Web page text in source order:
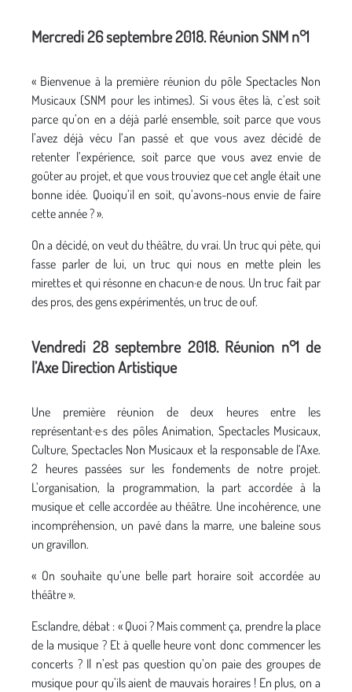
Mercredi 26 septembre 2018. Réunion SNM n°1
« Bienvenue à la première réunion du pôle Spectacles Non
Musicaux (SNM pour les intimes). Si vous êtes là, c’est soit
parce qu’on en a déjà parlé ensemble, soit parce que vous
l’avez déjà vécu l’an passé et que vous avez décidé de
retenter l’expérience, soit parce que vous avez envie de
goûter au projet, et que vous trouviez que cet angle était une
bonne idée. Quoiqu’il en soit, qu’avons-nous envie de faire
cette année ? ».
On a décidé, on veut du théâtre, du vrai. Un truc qui pète, qui
fasse parler de lui, un truc qui nous en mette plein les
mirettes et qui résonne en chacun·e de nous. Un truc fait par
des pros, des gens expérimentés, un truc de ouf.
Vendredi 28 septembre 2018. Réunion n°1 de
l’Axe Direction Artistique
Une première réunion de deux heures entre les
représentant·e·s des pôles Animation, Spectacles Musicaux,
Culture, Spectacles Non Musicaux et la responsable de l’Axe.
2 heures passées sur les fondements de notre projet.
L’organisation, la programmation, la part accordée à la
musique et celle accordée au théâtre. Une incohérence, une
incompréhension, un pavé dans la marre, une baleine sous
un gravillon.
« On souhaite qu’une belle part horaire soit accordée au
théâtre ».
Esclandre, débat : « Quoi ? Mais comment ça, prendre la place
de la musique ? Et à quelle heure vont donc commencer les
concerts ? Il n’est pas question qu’on paie des groupes de
musique pour qu’ils aient de mauvais horaires ! En plus, on a